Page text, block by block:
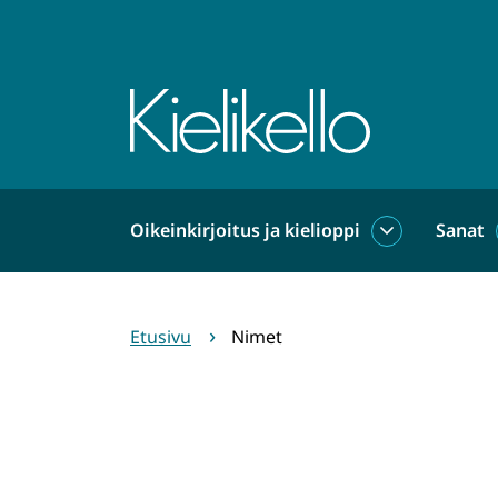
Etusivu
Oikeinkirjoitus ja kielioppi Sanat
Etusivu Nimet